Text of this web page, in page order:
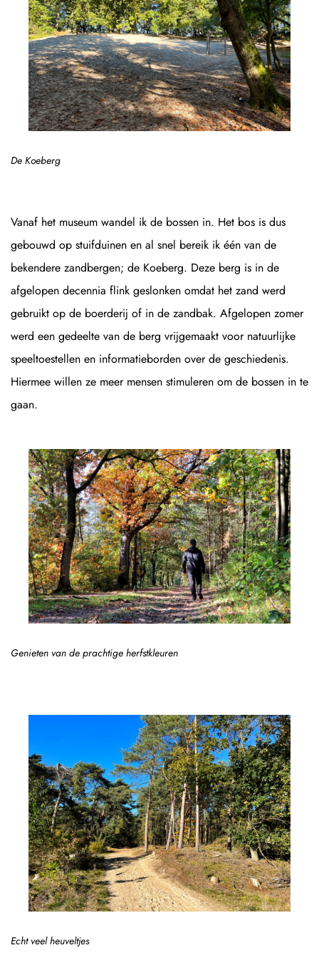
De Koeberg
Vanaf het museum wandel ik de bossen in. Het bos is dus
gebouwd op stuifduinen en al snel bereik ik één van de
bekendere zandbergen; de Koeberg. Deze berg is in de
afgelopen decennia flink geslonken omdat het zand werd
gebruikt op de boerderij of in de zandbak. Afgelopen zomer
werd een gedeelte van de berg vrijgemaakt voor natuurlijke
speeltoestellen en informatieborden over de geschiedenis.
Hiermee willen ze meer mensen stimuleren om de bossen in te
gaan.
Genieten van de prachtige herfstkleuren
Echt veel heuveltjes